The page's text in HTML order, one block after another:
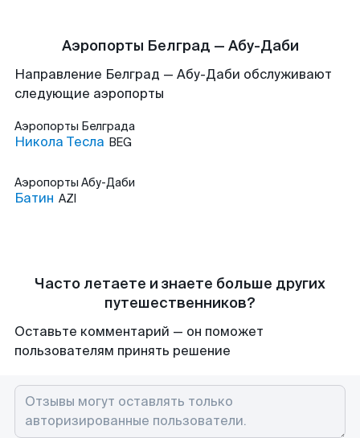
Аэропорты Белград — Абу-Даби
Направление Белград — Абу-Даби обслуживают
следующие аэропорты
Аэропорты Белграда
Никола Тесла BEG
Аэропорты Абу-Даби
Батин AZI
Часто летаете и знаете больше других
путешественников?
Оставьте комментарий — он поможет
пользователям принять решение